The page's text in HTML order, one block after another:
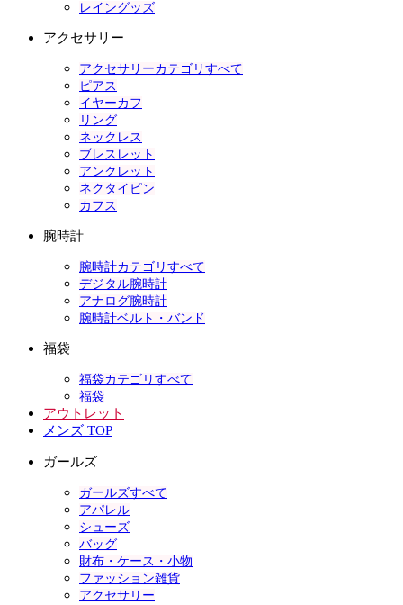
レイングッズ
アクセサリー
アクセサリーカテゴリすべて
ピアス
イヤーカフ
リング
ネックレス
ブレスレット
アンクレット
ネクタイピン
カフス
腕時計
腕時計カテゴリすべて
デジタル腕時計
アナログ腕時計
腕時計ベルト・バンド
福袋
福袋カテゴリすべて
福袋
アウトレット
メンズ TOP
ガールズ
ガールズすべて
アパレル
シューズ
バッグ
財布・ケース・小物
ファッション雑貨
アクセサリー